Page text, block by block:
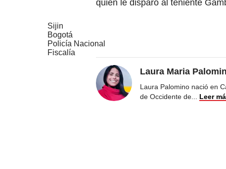
quien le disparó al teniente
Sijin
Bogotá
Policía Nacional
Fiscalía
Laura Maria
Laura Palomino nació en
de Occidente de
Leer